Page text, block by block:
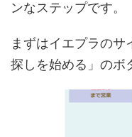
ンなステップです。
まずはイエプラの
探しを始める」のボ